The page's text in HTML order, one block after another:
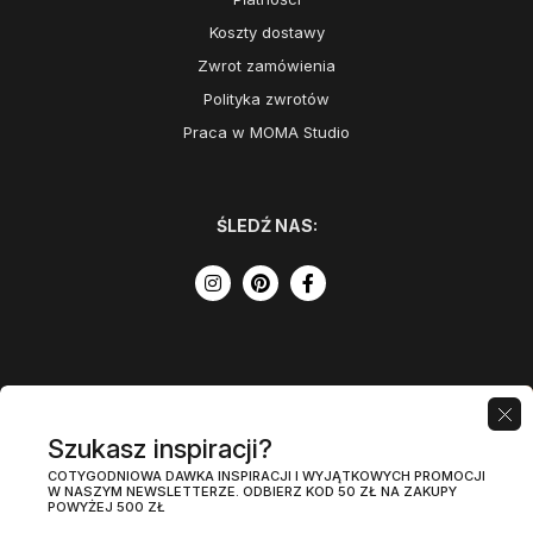
Koszty dostawy
Zwrot zamówienia
Polityka zwrotów
Praca w MOMA Studio
ŚLEDŹ NAS:
Szukasz inspiracji?
COTYGODNIOWA DAWKA INSPIRACJI I WYJĄTKOWYCH PROMOCJI
W NASZYM NEWSLETTERZE. ODBIERZ KOD 50 ZŁ NA ZAKUPY
POWYŻEJ 500 ZŁ